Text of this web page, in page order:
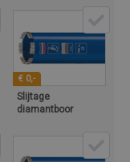
€ 0,-
Slijtage
diamantboor